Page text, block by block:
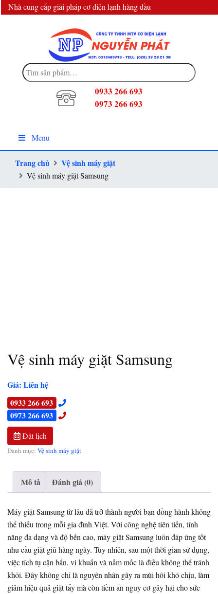
Nhà cung cấp giải pháp cơ điện lạnh hàng đầu
Tìm
kiếm:
0933 266 693
0973 266 693
Menu
Trang chủ Vệ sinh máy giặt
Vệ sinh máy giặt Samsung
Vệ sinh máy giặt Samsung
Giá: Liên hệ
0933 266 693
0973 266 693
Đặt lịch
Danh mục: Vệ sinh máy giặt
Mô tả Đánh giá (0)
Máy giặt Samsung từ lâu đã trở thành người bạn đồng hành không
thể thiếu trong mỗi gia đình Việt. Với công nghệ tiên tiến, tính
năng đa dạng và độ bền cao, máy giặt Samsung luôn đáp ứng tốt
nhu cầu giặt giũ hàng ngày. Tuy nhiên, sau một thời gian sử dụng,
việc tích tụ cặn bẩn, vi khuẩn và nấm mốc là điều không thể tránh
khỏi. Đây không chỉ là nguyên nhân gây ra mùi hôi khó chịu, làm
giảm hiệu quả giặt tẩy mà còn tiềm ẩn nguy cơ gây hại cho sức